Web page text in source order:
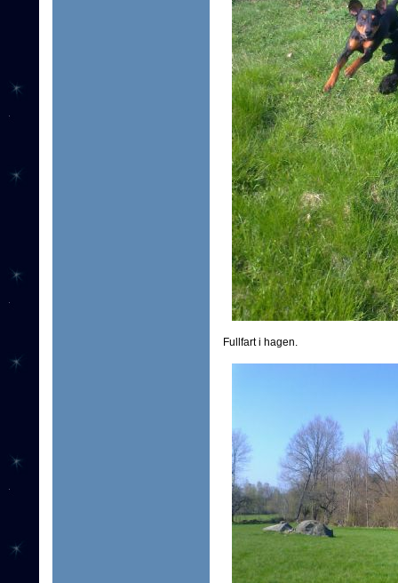
Fullfart i hagen.